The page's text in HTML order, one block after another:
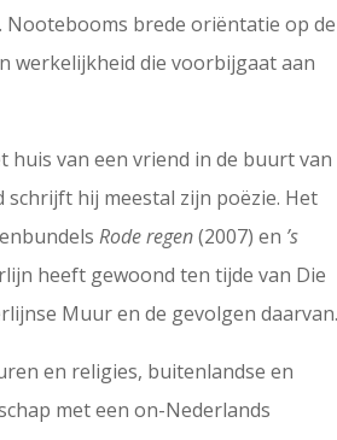
brede oriëntatie op de
werkelijkheid die voorbijgaat aan
van een vriend in de buurt van
schrijft hij meestal zijn poëzie. Het
Rode regen(2007) en ’s
heeft gewoond ten tijde van Die
Muur en de gevolgen daarvan.
en religies, buitenlandse en
met een on-Nederlands